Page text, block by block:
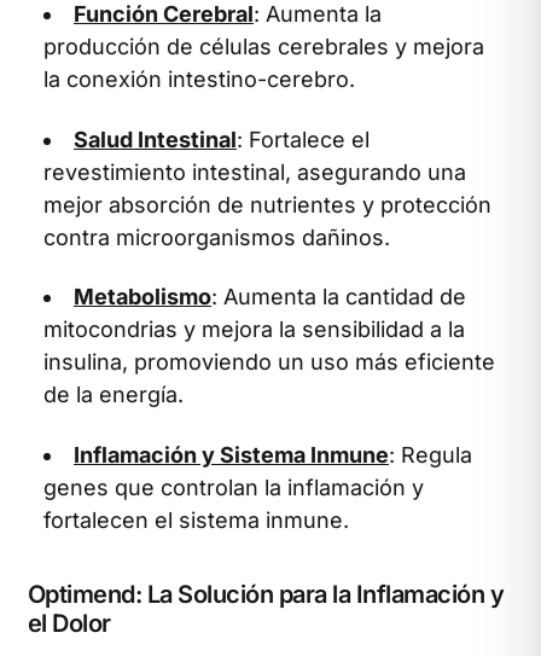
Función Cerebral: Aumenta la
producción de células cerebrales y mejora
la conexión intestino-cerebro.
Salud Intestinal: Fortalece el
revestimiento intestinal, asegurando una
mejor absorción de nutrientes y protección
contra microorganismos dañinos.
Metabolismo: Aumenta la cantidad de
mitocondrias y mejora la sensibilidad a la
insulina, promoviendo un uso más eficiente
de la energía.
Inflamación y Sistema Inmune: Regula
genes que controlan la inflamación y
fortalecen el sistema inmune.
Optimend: La Solución para la Inflamación y
el Dolor